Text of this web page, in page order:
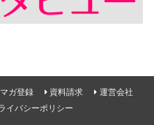
マガ登録 資料請求
運営会社
イバシーポリシー